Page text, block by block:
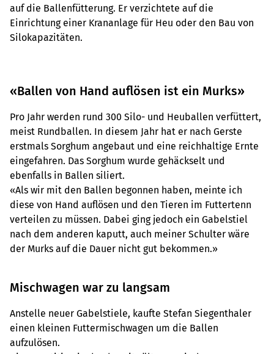
auf die Ballenfütterung. Er verzichtete auf die
Einrichtung einer Krananlage für Heu oder den Bau von
Silokapazitäten.
«Ballen von Hand auflösen ist ein Murks»
Pro Jahr werden rund 300 Silo- und Heuballen verfüttert,
meist Rundballen. In diesem Jahr hat er nach Gerste
erstmals Sorghum angebaut und eine reichhaltige Ernte
eingefahren. Das Sorghum wurde gehäckselt und
ebenfalls in Ballen siliert.
«Als wir mit den Ballen begonnen haben, meinte ich
diese von Hand auflösen und den Tieren im Futtertenn
verteilen zu müssen. Dabei ging jedoch ein Gabelstiel
nach dem anderen kaputt, auch meiner Schulter wäre
der Murks auf die Dauer nicht gut bekommen.»
Mischwagen war zu langsam
Anstelle neuer Gabelstiele, kaufte Stefan Siegenthaler
einen kleinen Futtermischwagen um die Ballen
aufzulösen.